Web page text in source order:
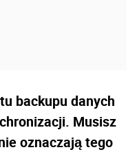
backupu danych
Musisz
oznaczają tego